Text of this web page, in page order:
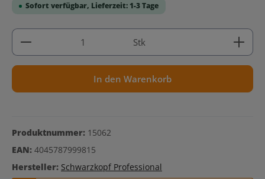
Sofort verfügbar, Lieferzeit: 1-3 Tage
Produkt Anzahl: Gib den gewünschten Wert ein
Stk
In den Warenkorb
Produktnummer: 15062
EAN: 4045787999815
Hersteller: Schwarzkopf Professional